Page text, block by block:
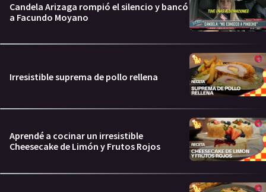
Candela Arizaga rompió el silencio y bancó
a Facundo Moyano
Irresistible suprema de pollo rellena
Aprendé a cocinar un irresistible
Cheesecake de Limón y Frutos Rojos